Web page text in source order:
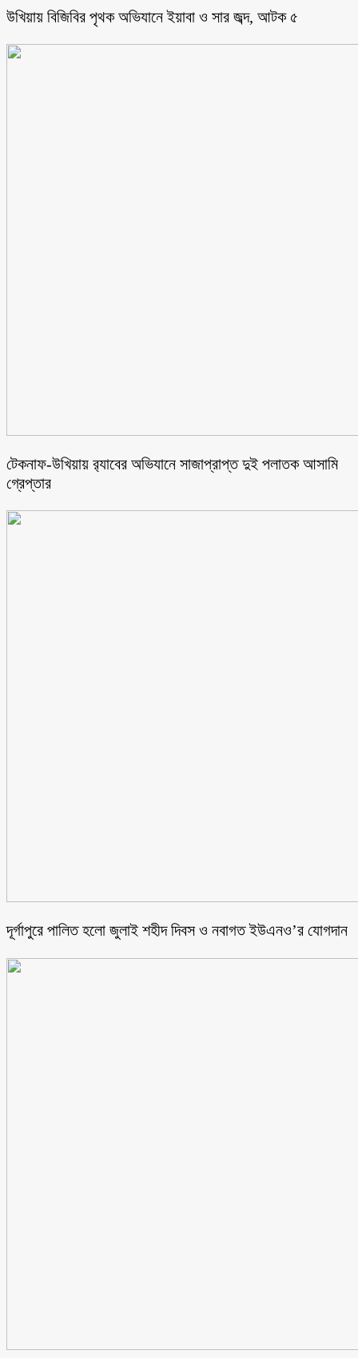
উখিয়ায় বিজিবির পৃথক অভিযানে ইয়াবা ও সার জব্দ, আটক ৫
টেকনাফ-উখিয়ায় র‌্যাবের অভিযানে সাজাপ্রাপ্ত দুই পলাতক আসামি
গ্রেপ্তার
‎দূর্গাপুরে পালিত হলো জুলাই শহীদ দিবস ও নবাগত ইউএনও’র যোগদান ‎